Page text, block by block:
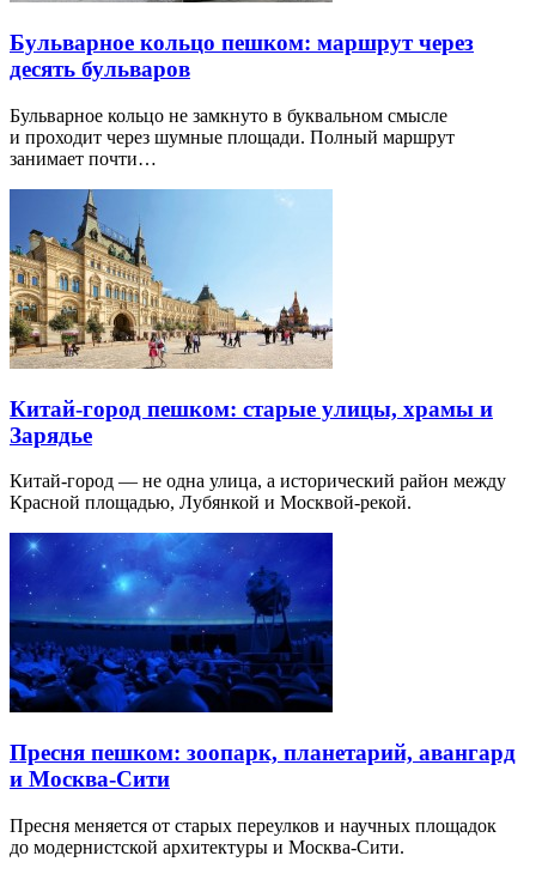
Бульварное кольцо пешком: маршрут через
десять бульваров
Бульварное кольцо не замкнуто в буквальном смысле
и проходит через шумные площади. Полный маршрут
занимает почти…
Китай-город пешком: старые улицы, храмы и
Зарядье
Китай-город — не одна улица, а исторический район между
Красной площадью, Лубянкой и Москвой-рекой.
Пресня пешком: зоопарк, планетарий, авангард
и Москва-Сити
Пресня меняется от старых переулков и научных площадок
до модернистской архитектуры и Москва-Сити.